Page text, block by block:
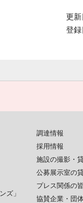
更新
登録
ズ」
調達情報
採用情報
施設の撮影・
公募展示室の
プレス関係の
協賛企業・団